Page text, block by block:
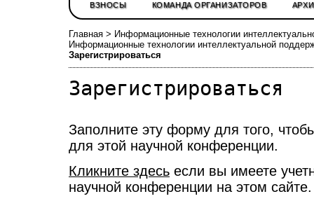
ВЗНОСЫ
КОМАНДА ОРГАНИЗАТОРОВ
Главная > Информационные технологии
Информационные технологии интеллектуальной
Зарегистрироваться
Зарегистрироваться
Заполните эту форму для того,
для этой научной конференции.
Кликните здесь если вы имеете
научной конференции на этом сайте.